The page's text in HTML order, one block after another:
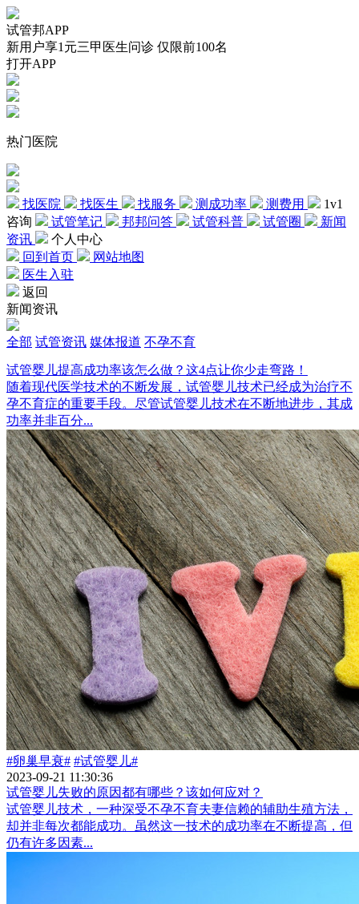
试管邦APP
新用户享1元三甲医生问诊 仅限前100名
打开APP
热门医院
找医院 找医生 找服务 测成功率 测费用
1v1
咨询
试管笔记 邦邦问答 试管科普 试管圈
新闻
资讯
个人中心
回到首页
网站地图
医生入驻
返回
新闻资讯
全部 试管资讯 媒体报道 不孕不育
试管婴儿提高成功率该怎么做？这4点让你少走弯路！
随着现代医学技术的不断发展，试管婴儿技术已经成为治疗不
孕不育症的重要手段。尽管试管婴儿技术在不断地进步，其成
功率并非百分...
#卵巢早衰# #试管婴儿#
2023-09-21 11:30:36
试管婴儿失败的原因都有哪些？该如何应对？
试管婴儿技术，一种深受不孕不育夫妻信赖的辅助生殖方法，
却并非每次都能成功。虽然这一技术的成功率在不断提高，但
仍有许多因素...